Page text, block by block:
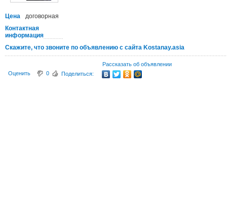
Цена
договорная
Контактная
информация
Скажите, что звоните по объявлению с сайта Kostanay.asia
Рассказать об объявлении
Оценить
0 Поделиться: